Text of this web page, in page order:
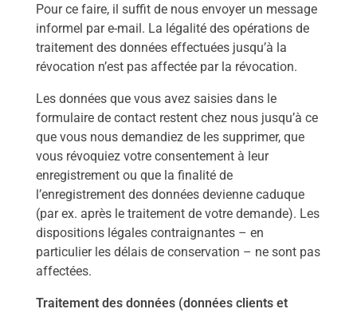
Pour ce faire, il suffit de nous envoyer un message
informel par e-mail. La légalité des opérations de
traitement des données effectuées jusqu’à la
révocation n’est pas affectée par la révocation.
Les données que vous avez saisies dans le
formulaire de contact restent chez nous jusqu’à ce
que vous nous demandiez de les supprimer, que
vous révoquiez votre consentement à leur
enregistrement ou que la finalité de
l’enregistrement des données devienne caduque
(par ex. après le traitement de votre demande). Les
dispositions légales contraignantes – en
particulier les délais de conservation – ne sont pas
affectées.
Traitement des données (données clients et